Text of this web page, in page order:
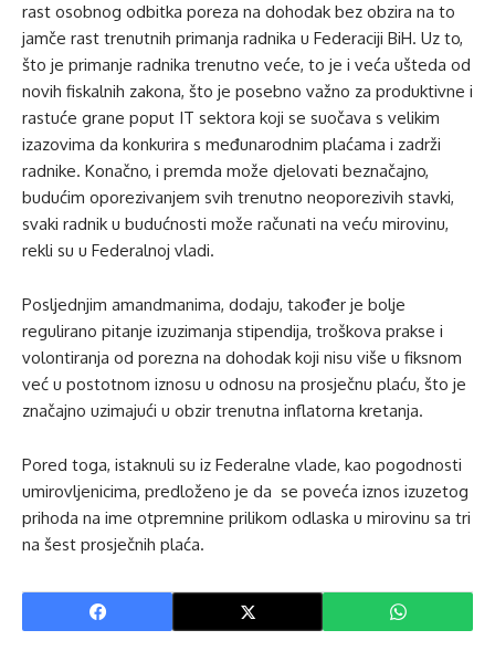
rast osobnog odbitka poreza na dohodak bez obzira na to
jamče rast trenutnih primanja radnika u Federaciji BiH. Uz to,
što je primanje radnika trenutno veće, to je i veća ušteda od
novih fiskalnih zakona, što je posebno važno za produktivne i
rastuće grane poput IT sektora koji se suočava s velikim
izazovima da konkurira s međunarodnim plaćama i zadrži
radnike. Konačno, i premda može djelovati beznačajno,
budućim oporezivanjem svih trenutno neoporezivih stavki,
svaki radnik u budućnosti može računati na veću mirovinu,
rekli su u Federalnoj vladi.
Posljednjim amandmanima, dodaju, također je bolje
regulirano pitanje izuzimanja stipendija, troškova prakse i
volontiranja od porezna na dohodak koji nisu više u fiksnom
već u postotnom iznosu u odnosu na prosječnu plaću, što je
značajno uzimajući u obzir trenutna inflatorna kretanja.
Pored toga, istaknuli su iz Federalne vlade, kao pogodnosti
umirovljenicima, predloženo je da se poveća iznos izuzetog
prihoda na ime otpremnine prilikom odlaska u mirovinu sa tri
na šest prosječnih plaća.